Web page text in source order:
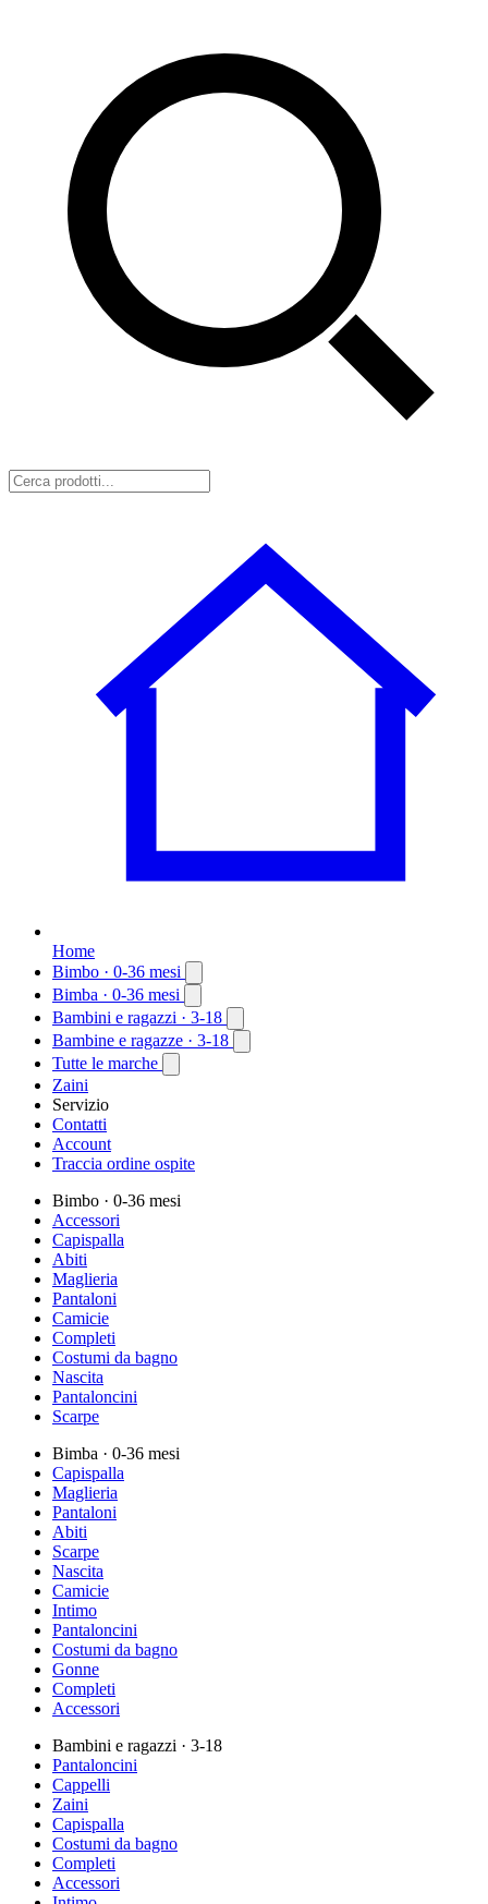
Home
Bimbo · 0-36 mesi
Bimba · 0-36 mesi
Bambini e ragazzi · 3-18
Bambine e ragazze · 3-18
Tutte le marche
Zaini
Servizio
Contatti
Account
Traccia ordine ospite
Bimbo · 0-36 mesi
Accessori
Capispalla
Abiti
Maglieria
Pantaloni
Camicie
Completi
Costumi da bagno
Nascita
Pantaloncini
Scarpe
Bimba · 0-36 mesi
Capispalla
Maglieria
Pantaloni
Abiti
Scarpe
Nascita
Camicie
Intimo
Pantaloncini
Costumi da bagno
Gonne
Completi
Accessori
Bambini e ragazzi · 3-18
Pantaloncini
Cappelli
Zaini
Capispalla
Costumi da bagno
Completi
Accessori